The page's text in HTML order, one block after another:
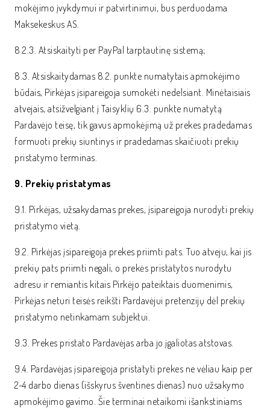
mokėjimo įvykdymui ir patvirtinimui, bus perduodama
Maksekeskus AS.
8.2.3. Atsiskaityti per PayPal tarptautinę sistemą;
8.3. Atsiskaitydamas 8.2. punkte numatytais apmokėjimo
būdais, Pirkėjas įsipareigoja sumokėti nedelsiant. Minėtaisiais
atvejais, atsižvelgiant į Taisyklių 6.3. punkte numatytą
Pardavėjo teisę, tik gavus apmokėjimą už prekes pradedamas
formuoti prekių siuntinys ir pradedamas skaičiuoti prekių
pristatymo terminas.
9. Prekių pristatymas
9.1. Pirkėjas, užsakydamas prekes, įsipareigoja nurodyti prekių
pristatymo vietą.
9.2. Pirkėjas įsipareigoja prekes priimti pats. Tuo atveju, kai jis
prekių pats priimti negali, o prekės pristatytos nurodytu
adresu ir remiantis kitais Pirkėjo pateiktais duomenimis,
Pirkėjas neturi teisės reikšti Pardavėjui pretenzijų dėl prekių
pristatymo netinkamam subjektui.
9.3. Prekes pristato Pardavėjas arba jo įgaliotas atstovas.
9.4. Pardavėjas įsipareigoja pristatyti prekes ne vėliau kaip per
2-4 darbo dienas (išskyrus šventines dienas) nuo užsakymo
apmokėjimo gavimo. Šie terminai netaikomi išankstiniams